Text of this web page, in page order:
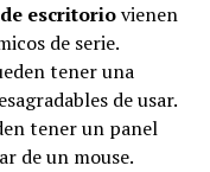
escritoriovienen
de serie.
tener una
de usar.
tener un panel
de un mouse.